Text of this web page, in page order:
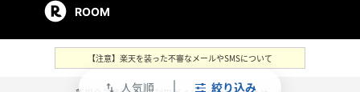
swap_vert 人気順 絞り込み
ROOM
【注意】楽天を装った不審なメールやSMSについて